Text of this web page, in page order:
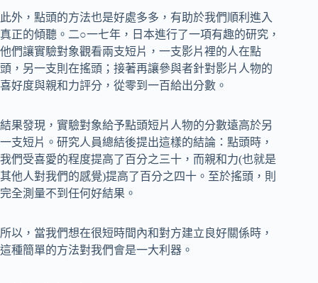
此外，點頭的方法也是好處多多，有助於我們順利進入
真正的傾聽。二○一七年，日本進行了一項有趣的研究，
他們讓實驗對象觀看兩支短片，一支影片裡的人在點
頭，另一支則在搖頭；接著再讓參與者針對影片人物的
喜好度與親和力評分，從零到一百給出分數。
結果發現，實驗對象給予點頭短片人物的分數遠高於另
一支短片。研究人員總結後提出這樣的結論：點頭時，
我們受喜愛的程度提高了百分之三十，而親和力(也就是
其他人對我們的感覺)提高了百分之四十。至於搖頭，則
完全測量不到任何好結果。
所以，當我們想在很短時間內和對方建立良好關係時，
這種簡單的方法對我們會是一大利器。